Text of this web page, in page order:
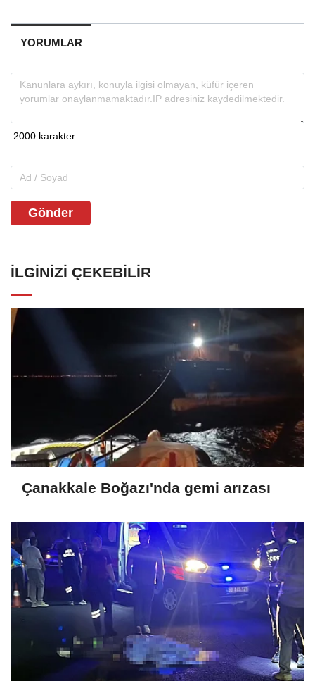
YORUMLAR
Gönder
İLGINIZI ÇEKEBILIR
Çanakkale Boğazı'nda gemi arızası